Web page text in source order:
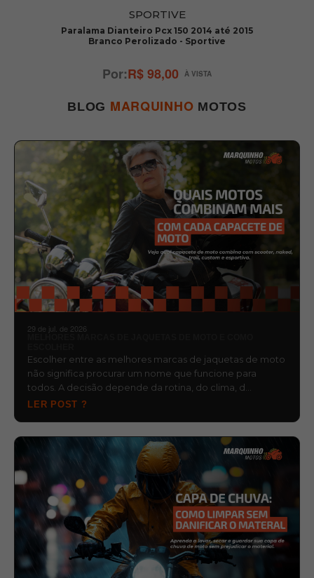
SPORTIVE
Paralama Dianteiro Pcx 150 2014 até 2015
Branco Perolizado - Sportive
R$ 98,00
BLOG MARQUINHO MOTOS
29 de jul. de 2026
Escolher entre as melhores marcas de jaquetas de moto
não significa procurar um nome que funcione para
todos. A decisão depende da rotina, do clima, d…
LER POST ?